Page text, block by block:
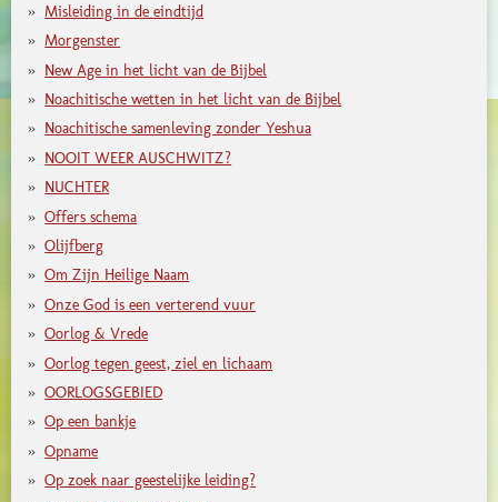
Misleiding in de eindtijd
Morgenster
New Age in het licht van de Bijbel
Noachitische wetten in het licht van de Bijbel
Noachitische samenleving zonder Yeshua
NOOIT WEER AUSCHWITZ?
NUCHTER
Offers schema
Olijfberg
Om Zijn Heilige Naam
Onze God is een verterend vuur
Oorlog & Vrede
Oorlog tegen geest, ziel en lichaam
OORLOGSGEBIED
Op een bankje
Opname
Op zoek naar geestelijke leiding?